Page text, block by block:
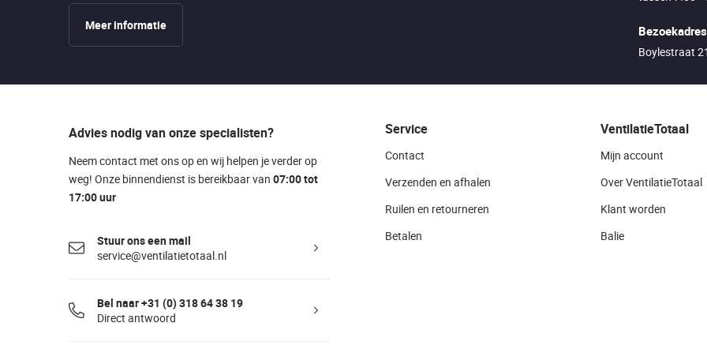
Meer informatie Bezoekadres
Boylestraat
Advies nodig van onze specialisten?
Neem contact met ons op en wij helpen je verder op
weg! Onze binnendienst is bereikbaar van 07:00 tot
17:00 uur
Stuur ons een mail
service@ventilatietotaal.nl
Bel naar +31 (0) 318 64 38 19
Direct antwoord
Service
Contact
Verzenden en afhalen
Ruilen en retourneren
Betalen
VentilatieTotaal
Mijn account
Over VentilatieTotaal
Klant worden
Balie